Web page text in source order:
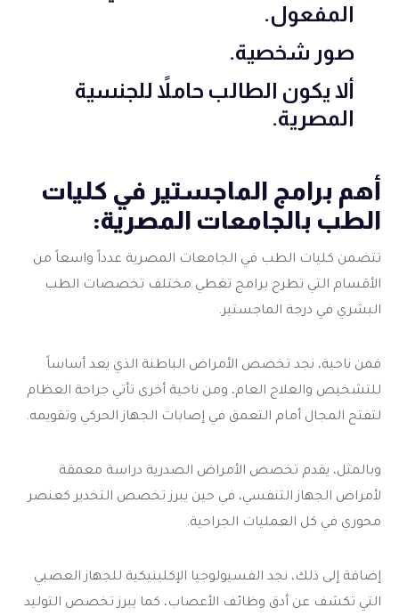
المفعول.
صور شخصية.
ألا يكون الطالب حاملاً للجنسية
المصرية.
أهم برامج الماجستير في كليات
الطب بالجامعات المصرية:
تتضمن كليات الطب في الجامعات المصرية عدداً واسعاً من
الأقسام التي تطرح برامج تغطي مختلف تخصصات الطب
البشري في درجة الماجستير.
فمن ناحية، نجد تخصص الأمراض الباطنة الذي يعد أساساً
للتشخيص والعلاج العام، ومن ناحية أخرى تأتي جراحة العظام
لتفتح المجال أمام التعمق في إصابات الجهاز الحركي وتقويمه.
وبالمثل، يقدم تخصص الأمراض الصدرية دراسة معمقة
لأمراض الجهاز التنفسي، في حين يبرز تخصص التخدير كعنصر
محوري في كل العمليات الجراحية.
إضافة إلى ذلك، نجد الفسيولوجيا الإكلينيكية للجهاز العصبي
التي تكشف عن أدق وظائف الأعصاب، كما يبرز تخصص التوليد